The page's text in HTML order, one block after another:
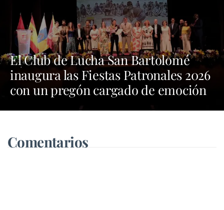
El Club de Lucha San Bartolomé
inaugura las Fiestas Patronales 2026
con un pregón cargado de emoción
Comentarios